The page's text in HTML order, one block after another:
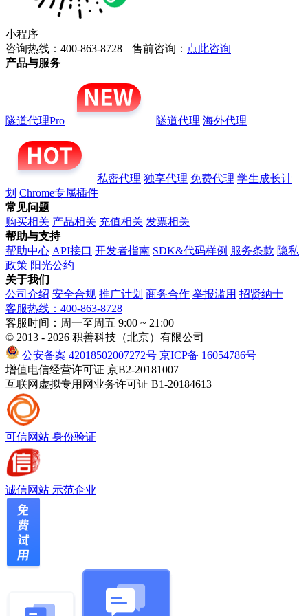
小程序
咨询热线：400-863-8728
售前咨询： 点此咨询
产品与服务
隧道代理Pro 隧道代理 海外代理
私密代理 独享代理 免费代理 学生成长计
划 Chrome专属插件
常见问题
购买相关 产品相关 充值相关 发票相关
帮助与支持
帮助中心 API接口 开发者指南 SDK&代码样例 服务条款 隐私
政策 阳光公约
关于我们
公司介绍 安全合规 推广计划 商务合作 举报滥用 招贤纳士
客服热线：400-863-8728
客服时间：周一至周五 9:00 ~ 21:00
© 2013 - 2026 积善科技（北京）有限公司
公安备案 42018502007272号 京ICP备 16054786号
增值电信经营许可证 京B2-20181007
互联网虚拟专用网业务许可证 B1-20184613
可信网站 身份验证
诚信网站 示范企业